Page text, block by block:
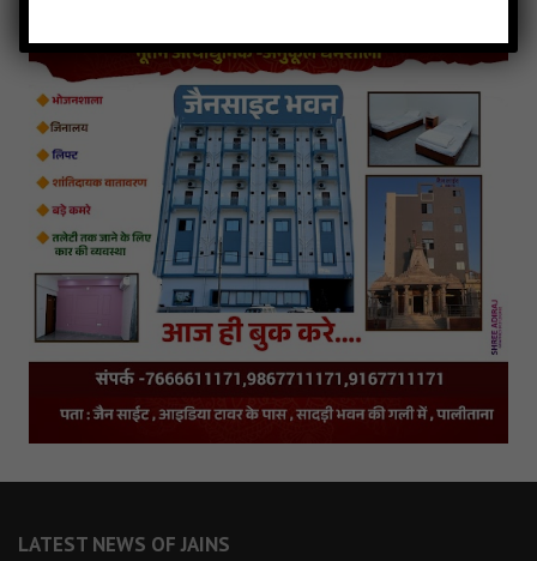
LATEST NEWS OF JAINS